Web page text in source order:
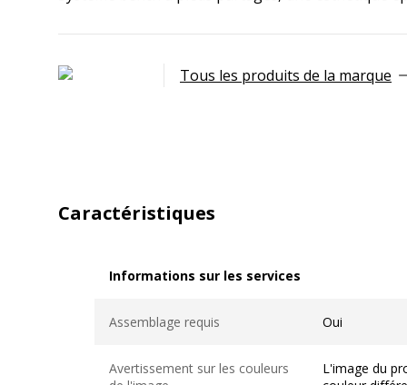
Tous les produits de la marque
Caractéristiques
Informations sur les services
Assemblage requis Oui
Avertissement sur les couleurs
L'image du